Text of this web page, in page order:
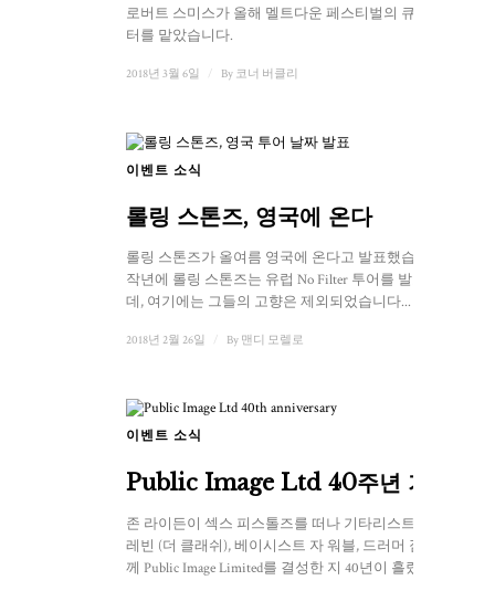
로버트 스미스가 올해 멜트다운 페스티벌의 큐레이
터를 맡았습니다.
2018년 3월 6일 By 코너 버클리
이벤트 소식
롤링 스톤즈, 영국에 온다
롤링 스톤즈가 올여름 영국에 온다고 발표했습니다.
작년에 롤링 스톤즈는 유럽 No Filter 투어를 발표했는
데, 여기에는 그들의 고향은 제외되었습니다...
2018년 2월 26일 By 맨디 모렐로
이벤트 소식
Public Image Ltd 40주년 기념
존 라이든이 섹스 피스톨즈를 떠나 기타리스트 키스
레빈 (더 클래쉬), 베이시스트 자 워블, 드러머 짐과 함
께 Public Image Limited를 결성한 지 40년이 흘렀다...